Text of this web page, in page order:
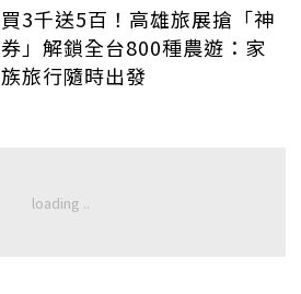
買3千送5百！高雄旅展搶「神
券」解鎖全台800種農遊：家
族旅行隨時出發